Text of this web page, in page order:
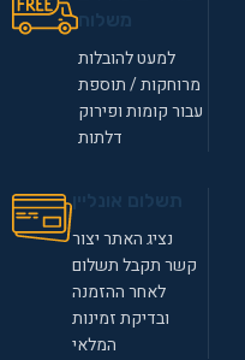
למעט להובלות
מרוחקות / תוספת
עבור קומות ופירוק
דלתות
נציג האתר יצור
קשר תקבל תשלום
לאחר ההזמנה
ובדיקת זמינות
המלאי